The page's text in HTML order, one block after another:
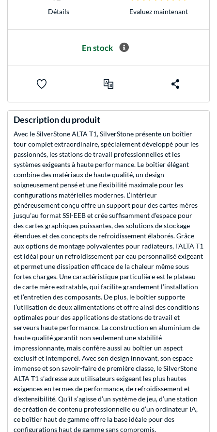
Détails Evaluez maintenant
En stock
Description du produit
Avec le SilverStone ALTA T1, SilverStone présente un boîtier
tour complet extraordinaire, spécialement développé pour les
passionnés, les stations de travail professionnelles et les
systèmes exigeants à haute performance. Le boîtier élégant
combine des matériaux de haute qualité, un design
soigneusement pensé et une flexibilité maximale pour les
configurations matérielles modernes. L’intérieur
généreusement conçu offre un support pour des cartes mères
jusqu’au format SSI-EEB et crée suffisamment d’espace pour
des cartes graphiques puissantes, des solutions de stockage
étendues et des concepts de refroidissement élaborés. Grâce
aux options de montage polyvalentes pour radiateurs, l’ALTA T1
est idéal pour un refroidissement par eau personnalisé exigeant
et permet une dissipation efficace de la chaleur même sous
fortes charges. Une caractéristique particulière est le plateau
de carte mère extratable, qui facilite grandement l’installation
et l’entretien des composants. De plus, le boîtier supporte
l’utilisation de deux alimentations et offre ainsi des conditions
optimales pour des applications de stations de travail et
serveurs haute performance. La construction en aluminium de
haute qualité garantit non seulement une stabilité
impressionnante, mais confère aussi au boîtier un aspect
exclusif et intemporel. Avec son design innovant, son espace
immense et son savoir-faire de première classe, le SilverStone
ALTA T1 s’adresse aux utilisateurs exigeant les plus hautes
exigences en termes de performance, de refroidissement et
d’extensibilité. Qu’il s’agisse d’un système de jeu, d’une station
de création de contenu professionnelle ou d’un ordinateur IA,
ce boîtier haut de gamme offre la base idéale pour des
configurations haut de gamme sans compromis.